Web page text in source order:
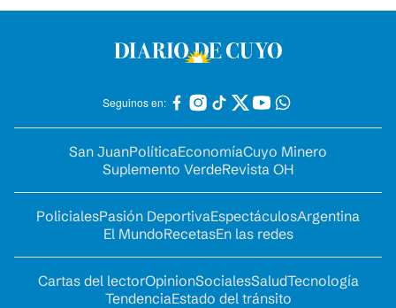
Seguinos en:
San JuanPolíticaEconomíaCuyo Minero
Suplemento VerdeRevista OH
PolicialesPasión DeportivaEspectáculosArgentina
El MundoRecetasEn las redes
Cartas del lectorOpinionSocialesSaludTecnología
TendenciaEstado del tránsito